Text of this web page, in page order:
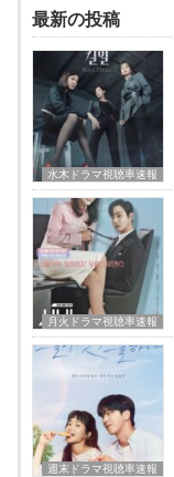
最新の投稿
水木ドラマ視聴率速報
月火ドラマ視聴率速報
週末ドラマ視聴率速報